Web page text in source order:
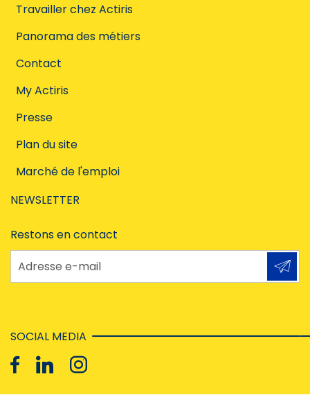
Travailler chez Actiris
Panorama des métiers
Contact
My Actiris
Presse
Plan du site
Marché de l'emploi
NEWSLETTER
Restons en contact
Adresse e-mail
SOCIAL MEDIA